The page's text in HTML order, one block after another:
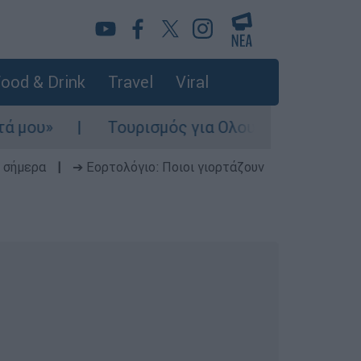
& Drink Travel Viral
Τουρισμός για Ολους 2026-2027: Τα SOS
➔ Εορτολόγιο: Ποιοι γιορτάζουν